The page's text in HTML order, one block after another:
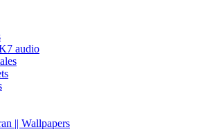
audio
|| Wallpapers